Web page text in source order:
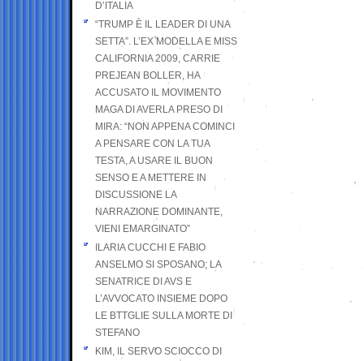
D’ITALIA
“TRUMP È IL LEADER DI UNA
SETTA”. L’EX MODELLA E MISS
CALIFORNIA 2009, CARRIE
PREJEAN BOLLER, HA
ACCUSATO IL MOVIMENTO
MAGA DI AVERLA PRESO DI
MIRA: “NON APPENA COMINCI
A PENSARE CON LA TUA
TESTA, A USARE IL BUON
SENSO E A METTERE IN
DISCUSSIONE LA
NARRAZIONE DOMINANTE,
VIENI EMARGINATO”
ILARIA CUCCHI E FABIO
ANSELMO SI SPOSANO; LA
SENATRICE DI AVS E
L’AVVOCATO INSIEME DOPO
LE BTTGLIE SULLA MORTE DI
STEFANO
KIM, IL SERVO SCIOCCO DI